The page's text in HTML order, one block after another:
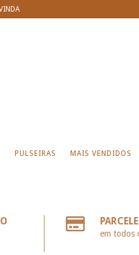
PULSEIRAS MAIS VENDIDOS
em todos